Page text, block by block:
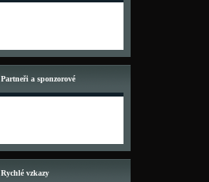
Partneři a sponzorové
Rychlé vzkazy